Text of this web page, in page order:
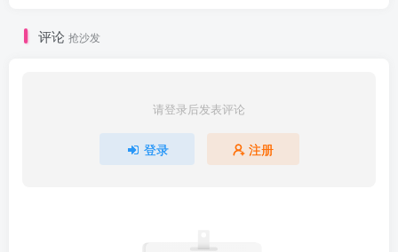
评论 抢沙发
请登录后发表评论
登录 注册